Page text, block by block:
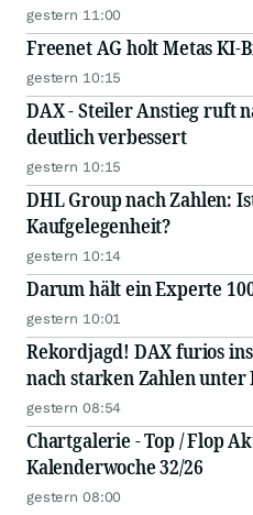
gestern 11:00
Freenet AG holt Metas KI-
gestern 10:15
DAX - Steiler Anstieg ruft
deutlich verbessert
gestern 10:15
DHL Group nach Zahlen:
Kaufgelegenheit?
gestern 10:14
Darum hält ein Experte
gestern 10:01
Rekordjagd! DAX furios
nach starken Zahlen unter
gestern 08:54
Chartgalerie - Top / Flop
Kalenderwoche 32/26
gestern 08:00